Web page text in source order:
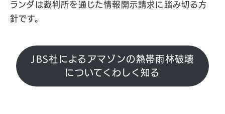
ランダは裁判所を通じた情報開示請求に踏み切る方
針です。
JBS社によるアマゾンの熱帯雨林破壊
についてくわしく知る